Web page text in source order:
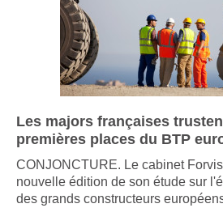
Les majors françaises
premières places du BTP
CONJONCTURE. Le cabinet
nouvelle édition de son étude sur
des grands constructeurs